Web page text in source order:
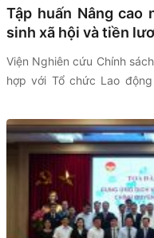
Tập huấn Nâng cao
sinh xã hội và tiền
Viện Nghiên cứu Chính
hợp với Tổ chức Lao
viên với chủ đề: “Tập huấn
sinh xã hội và tiền lương
cường hiểu biết của đội
thị trường lao động và
phần nâng cao chất
đề phát triển xã hội trong